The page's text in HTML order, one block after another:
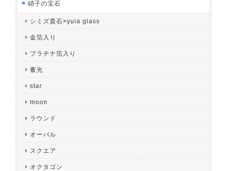
硝子の宝石
シミズ貴石×yuia glass
金箔入り
プラチナ箔入り
蓄光
star
moon
ラウンド
オーバル
スクエア
オクタゴン